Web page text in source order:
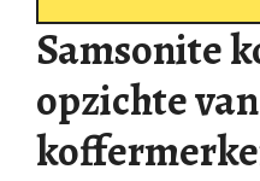
Samsonite
opzichte